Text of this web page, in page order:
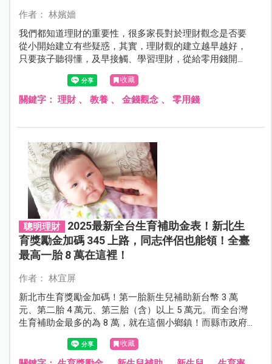
作者： 林嬪嬙
我們都知道理財的重要性，很多家長對於理財觀念是否要
從小開始建立有些疑惑，其實，理財觀的建立越早越好，
只要孩子聽得懂，及早接觸、學習理財，從給零用錢開
始，我們可以一步步地教導孩子如何管理金錢，讓他們理
解金錢的價值與使用方法。收藏
關鍵字： 理財、 教養、 金錢觀念、 零用錢
聰明理財
2025最新全台生育補助金表！新北生
育獎勵金加碼 345 上路，同志伴侶也能領！全臺
最高一胎 8 萬在這裡！
作者： 林宜屏
新北市生育獎勵金加碼！第一胎新生兒補助新台幣 3 萬
元、第二胎 4 萬元、第三胎（含）以上 5 萬元。而全台灣
生育補助金最多的為 8 萬，就在這個小鄉鎮！而縣市政府
跟各鄉鎮的生育獎勵金，是可以同時申請的喔！
收藏